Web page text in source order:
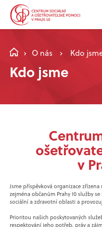
O nás Kdo
Kdo jsme
v
Jsme příspěvková organizace
zejména občanům Prahy 10 služby
sociální a zdravotní oblasti a
Prioritou našich poskytovaných
respektování jeho potřeb, práv a